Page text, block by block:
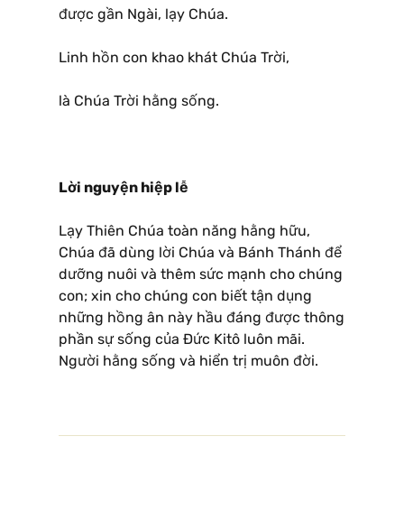
được gần Ngài, lạy Chúa.
Linh hồn con khao khát Chúa Trời,
là Chúa Trời hằng sống.
Lời nguyện hiệp lễ
Lạy Thiên Chúa toàn năng hằng hữu,
Chúa đã dùng lời Chúa và Bánh Thánh để
dưỡng nuôi và thêm sức mạnh cho chúng
con; xin cho chúng con biết tận dụng
những hồng ân này hầu đáng được thông
phần sự sống của Ðức Kitô luôn mãi.
Người hằng sống và hiển trị muôn đời.